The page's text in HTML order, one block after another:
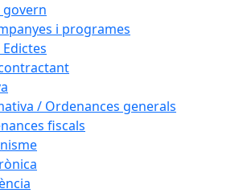
govern
i programes
/ Ordenances generals
fiscals